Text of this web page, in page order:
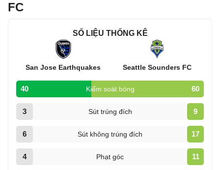
FC
SỐ LIỆU THỐNG KÊ
San Jose Earthquakes Seattle Sounders FC
40 Kiểm soát bóng 60
3 Sút trúng đích 9
6 Sút không trúng đích 17
4 Phạt góc 11